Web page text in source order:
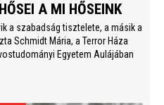
A MI HŐSEINK
a szabadság tisztelete, a másik a
Schmidt Mária, a Terror Háza
Egyetem Aulájában